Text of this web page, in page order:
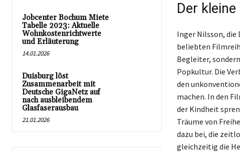
Jobcenter Bochum Miete
Tabelle 2023: Aktuelle
Wohnkostenrichtwerte
und Erläuterung
14.01.2026
Duisburg löst
Zusammenarbeit mit
Deutsche GigaNetz auf
nach ausbleibendem
Glasfaserausbau
21.01.2026
Der
Inger Nilsson,
beliebten
Begleiter,
Popkultur. Die
den
machen. In den
der Kindheit
Träume von
dazu bei, die
gleichzeitig die